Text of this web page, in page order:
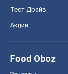
Тест Драйв
Акции
Food Oboz